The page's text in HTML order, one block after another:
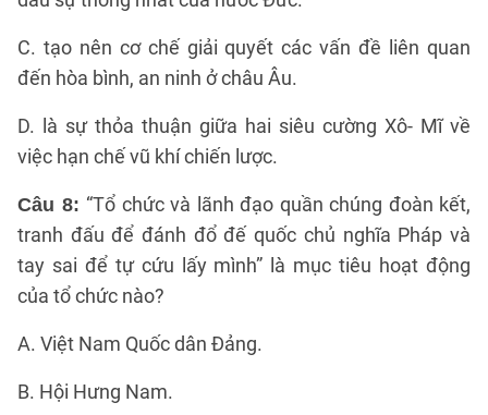
C. tạo nên cơ chế giải quyết các vấn đề liên quan
đến hòa bình, an ninh ở châu Âu.
D. là sự thỏa thuận giữa hai siêu cường Xô- Mĩ về
việc hạn chế vũ khí chiến lược.
Câu 8: “Tổ chức và lãnh đạo quần chúng đoàn kết,
tranh đấu để đánh đổ đế quốc chủ nghĩa Pháp và
tay sai để tự cứu lấy mình” là mục tiêu hoạt động
của tổ chức nào?
A. Việt Nam Quốc dân Đảng.
B. Hội Hưng Nam.